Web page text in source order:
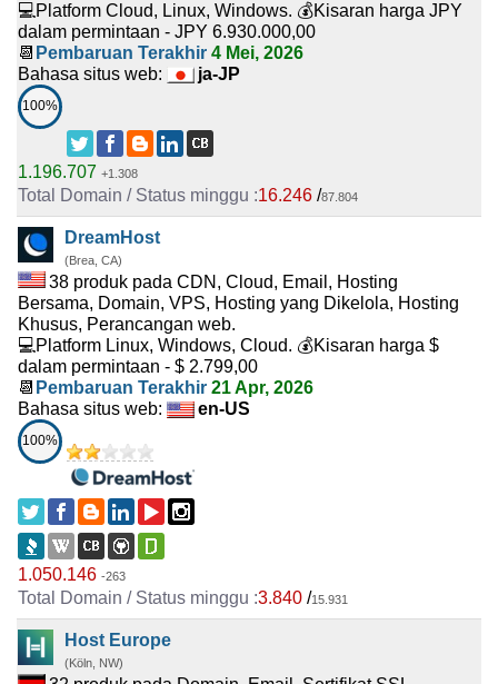
💻Platform Cloud, Linux, Windows. 💰Kisaran harga JPY
dalam permintaan - JPY 6.930.000,00
📆 Pembaruan Terakhir 4 Mei, 2026
Bahasa situs web:
ja-JP
100%
1.196.707 +1.308
16.246 /87.804
DreamHost
(Brea, CA)
38 produk pada CDN, Cloud, Email, Hosting
Bersama, Domain, VPS, Hosting yang Dikelola, Hosting
Khusus, Perancangan web.
💻Platform Linux, Windows, Cloud. 💰Kisaran harga $
dalam permintaan - $ 2.799,00
📆 Pembaruan Terakhir 21 Apr, 2026
Bahasa situs web:
en-US
100%
1.050.146 -263
3.840 /15.931
Host Europe
(Köln, NW)